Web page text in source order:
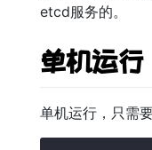
etcd服务的。
单机运行
单机运行，只需